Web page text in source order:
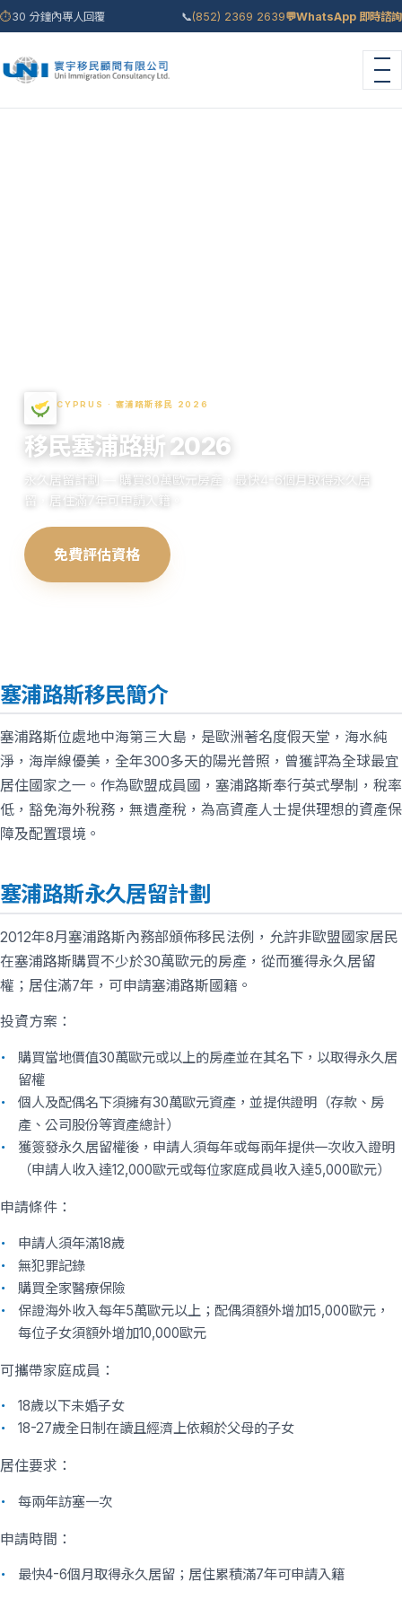
⏱30 分鐘內專人回覆 📞(852) 2369 2639💬WhatsApp 即時諮詢
CYPRUS · 塞浦路斯移民 2026
移民塞浦路斯 2026
永久居留計劃 — 購買30萬歐元房產，最快4-6個月取得永久居
留，居住滿7年可申請入籍。
免費評估資格
塞浦路斯移民簡介
塞浦路斯位處地中海第三大島，是歐洲著名度假天堂，海水純
淨，海岸線優美，全年300多天的陽光普照，曾獲評為全球最宜
居住國家之一。作為歐盟成員國，塞浦路斯奉行英式學制，稅率
低，豁免海外稅務，無遺產稅，為高資產人士提供理想的資產保
障及配置環境。
塞浦路斯永久居留計劃
2012年8月塞浦路斯內務部頒佈移民法例，允許非歐盟國家居民
在塞浦路斯購買不少於30萬歐元的房產，從而獲得永久居留
權；居住滿7年，可申請塞浦路斯國籍。
投資方案：
購買當地價值30萬歐元或以上的房產並在其名下，以取得永久居
留權
個人及配偶名下須擁有30萬歐元資產，並提供證明（存款、房
產、公司股份等資產總計）
獲簽發永久居留權後，申請人須每年或每兩年提供一次收入證明
（申請人收入達12,000歐元或每位家庭成員收入達5,000歐元）
申請條件：
申請人須年滿18歲
無犯罪記錄
購買全家醫療保險
保證海外收入每年5萬歐元以上；配偶須額外增加15,000歐元，
每位子女須額外增加10,000歐元
可攜帶家庭成員：
18歲以下未婚子女
18-27歲全日制在讀且經濟上依賴於父母的子女
居住要求：
每兩年訪塞一次
申請時間：
最快4-6個月取得永久居留；居住累積滿7年可申請入籍